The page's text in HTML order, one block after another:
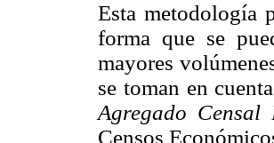
Esta metodología
forma que se
mayores
se toman en
Agregado Censal
Censos